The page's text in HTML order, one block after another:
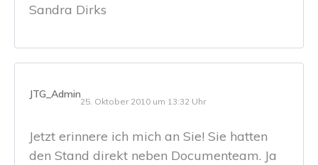
Sandra Dirks
JTG_Admin
25. Oktober 2010 um 13:32 Uhr
Jetzt erinnere ich mich an Sie! Sie hatten
den Stand direkt neben Documenteam. Ja